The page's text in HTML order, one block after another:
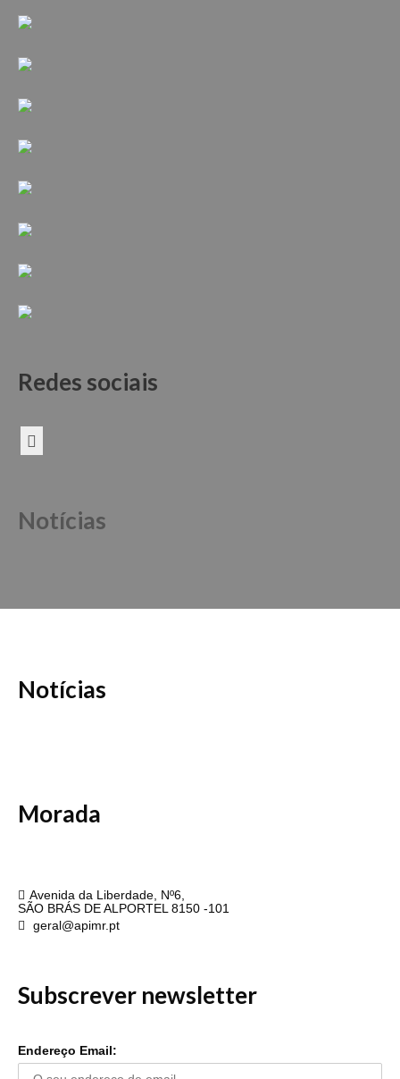
Redes sociais
Notícias
Notícias
Morada
Avenida da Liberdade, Nº6,
SÃO BRÁS DE ALPORTEL 8150 -101
geral@apimr.pt
Subscrever newsletter
Endereço Email: